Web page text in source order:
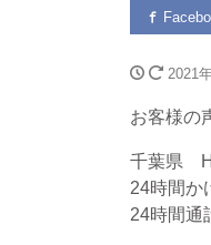
2021
お客様の
千葉県
24時間か
24時間通